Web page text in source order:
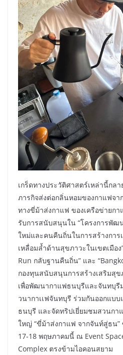
เกร็ดทางประวัติศาสตร์เหล่านี้กล
ภารกิจส่งต่อกลิ่นหอมของกาแฟจ
ทางขี่ม้าส่งกาแฟ ของเครือข่ายก
รับการสนับสนุนใน “โครงการพัฒ
ใหม่และคนคืนถิ่นในการสร้างกา
เหลื่อมล้ำด้านสุขภาวะในเขตเมือง
Run กลับฐานคืนถิ่น” และ
กองทุนสนับสนุนการสร้างเสริมสุ
เพื่อพัฒนากาแฟธนบุรีและจันทบุรี
วนากาเเฟจันทบุรี ร่วมกันออกแ
ธนบุรี และจัดทริปเยี่ยมชมสวนกา
ใหญ่ “ขี่ม้าส่งกาแฟ จากจันท์สู่ธน
17-18 พฤษภาคมนี้ ณ Event
Complex ตรงข้ามไอคอนสยาม